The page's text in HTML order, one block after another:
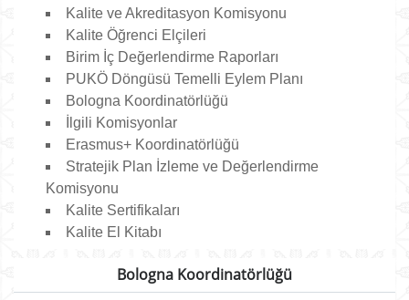
Kalite ve Akreditasyon Komisyonu
Kalite Öğrenci Elçileri
Birim İç Değerlendirme Raporları
PUKÖ Döngüsü Temelli Eylem Planı
Bologna Koordinatörlüğü
İlgili Komisyonlar
Erasmus+ Koordinatörlüğü
Stratejik Plan İzleme ve Değerlendirme
Komisyonu
Kalite Sertifikaları
Kalite El Kitabı
Bologna Koordinatörlüğü